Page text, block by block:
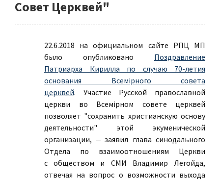
Совет Церквей"
22.6.2018 на официальном сайте РПЦ МП
было опубликовано Поздравление
Патриарха Кирилла по случаю 70-летия
основания Всемiрного совета
церквей. Участие Русской православной
церкви во Всемiрном совете церквей
позволяет "сохранить христианскую основу
деятельности" этой экуменической
организации, ‒ заявил глава синодального
Отдела по взаимоотношениям Церкви
с обществом и СМИ Владимир Легойда,
отвечая на вопрос о возможности выхода